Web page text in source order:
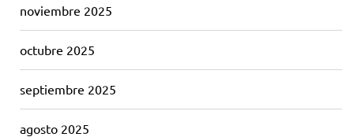
noviembre 2025
octubre 2025
septiembre 2025
agosto 2025